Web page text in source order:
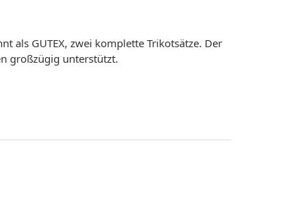
als GUTEX, zwei komplette Trikotsätze. Der
großzügig unterstützt.